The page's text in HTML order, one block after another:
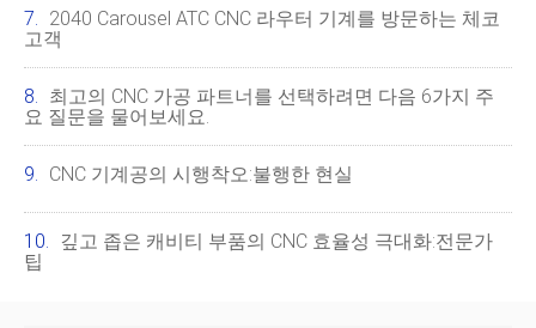
2040 Carousel ATC CNC 라우터 기계를 방문하는 체코
고객
최고의 CNC 가공 파트너를 선택하려면 다음 6가지 주
요 질문을 물어보세요.
CNC 기계공의 시행착오:불행한 현실
깊고 좁은 캐비티 부품의 CNC 효율성 극대화:전문가
팁